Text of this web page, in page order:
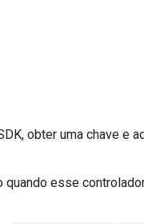
obter uma chave e
quando esse